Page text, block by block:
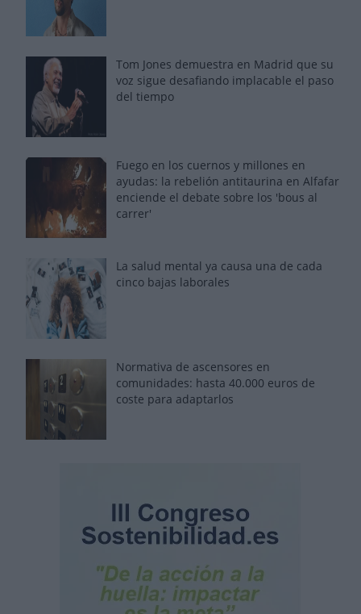
Tom Jones demuestra en Madrid que su
voz sigue desafiando implacable el paso
del tiempo
Fuego en los cuernos y millones en
ayudas: la rebelión antitaurina en Alfafar
enciende el debate sobre los 'bous al
carrer'
La salud mental ya causa una de cada
cinco bajas laborales
Normativa de ascensores en
comunidades: hasta 40.000 euros de
coste para adaptarlos